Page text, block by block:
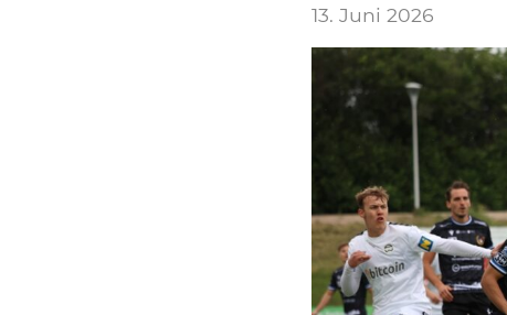
13. Juni 2026